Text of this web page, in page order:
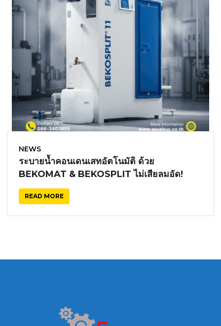
NEWS
ระบายน้ำคอนเดนเสทอัตโนมัติ ด้วย
BEKOMAT & BEKOSPLIT ไม่เสียลมอัด!
READ MORE